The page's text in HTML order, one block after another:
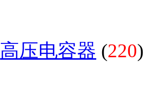
高压电容器 (220)